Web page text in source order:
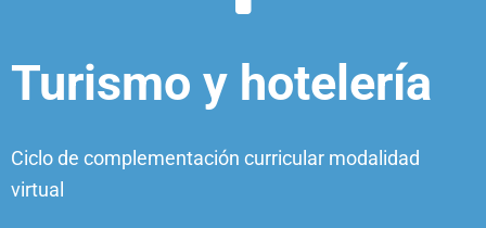
Turismo y hotelería
Ciclo de complementación curricular modalidad
virtual